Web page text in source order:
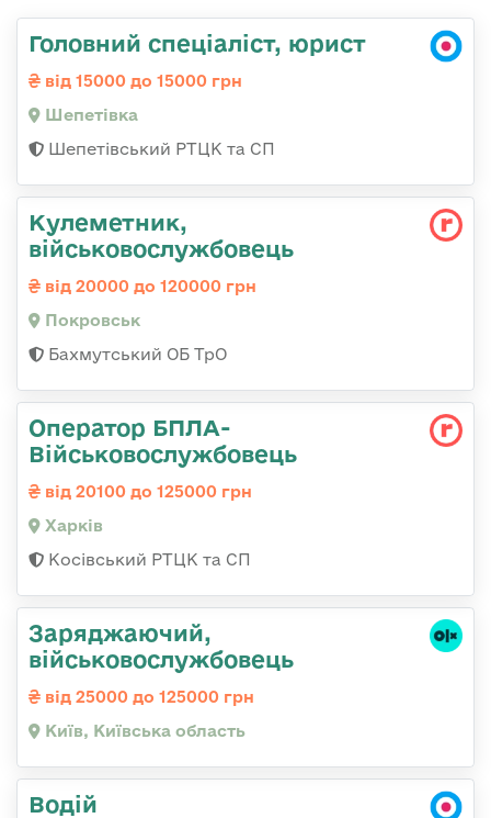
Головний спеціаліст, юрист
від 15000 до 15000 грн
Шепетівка
Шепетівський РТЦК та СП
Кулеметник,
військовослужбовець
від 20000 до 120000 грн
Покровськ
Бахмутський ОБ ТрО
Оператор БПЛА-
Військовослужбовець
від 20100 до 125000 грн
Харків
Косівський РТЦК та СП
Заряджаючий,
військовослужбовець
від 25000 до 125000 грн
Київ, Київська область
Водій